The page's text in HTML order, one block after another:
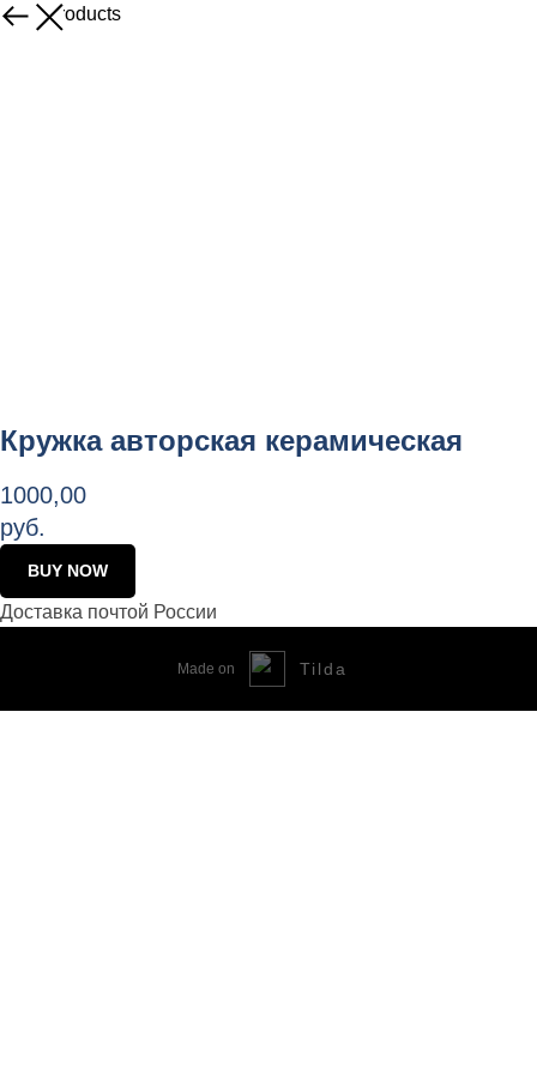
More products
Кружка авторская керамическая
1000,00
руб.
BUY NOW
Доставка почтой России
Made on Tilda